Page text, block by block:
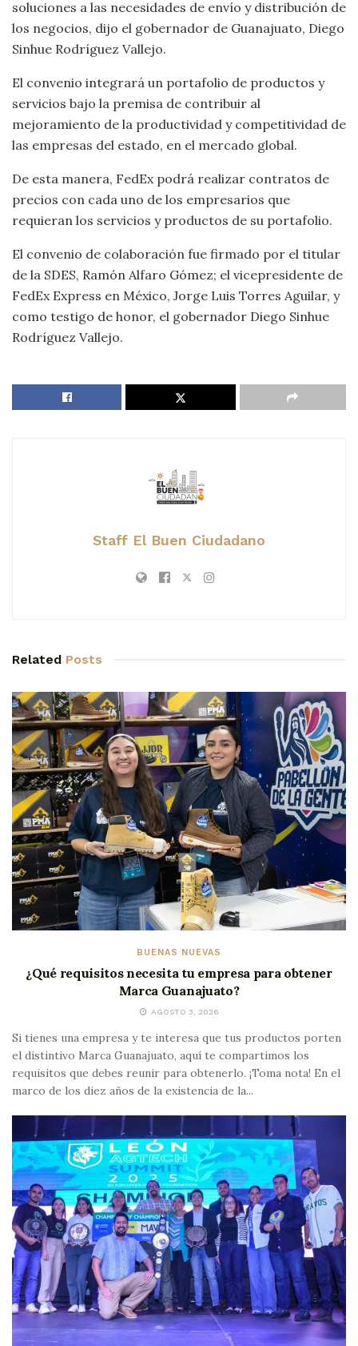
soluciones a las necesidades de envío y distribución de
los negocios, dijo el gobernador de Guanajuato, Diego
Sinhue Rodríguez Vallejo.
El convenio integrará un portafolio de productos y
servicios bajo la premisa de contribuir al
mejoramiento de la productividad y competitividad de
las empresas del estado, en el mercado global.
De esta manera, FedEx podrá realizar contratos de
precios con cada uno de los empresarios que
requieran los servicios y productos de su portafolio.
El convenio de colaboración fue firmado por el titular
de la SDES, Ramón Alfaro Gómez; el vicepresidente de
FedEx Express en México, Jorge Luis Torres Aguilar, y
como testigo de honor, el gobernador Diego Sinhue
Rodríguez Vallejo.
Staff El Buen Ciudadano
Related Posts
BUENAS NUEVAS
¿Qué requisitos necesita tu empresa para obtener
Marca Guanajuato?
AGOSTO 3, 2026
Si tienes una empresa y te interesa que tus productos porten
el distintivo Marca Guanajuato, aquí te compartimos los
requisitos que debes reunir para obtenerlo. ¡Toma nota! En el
marco de los diez años de la existencia de la...